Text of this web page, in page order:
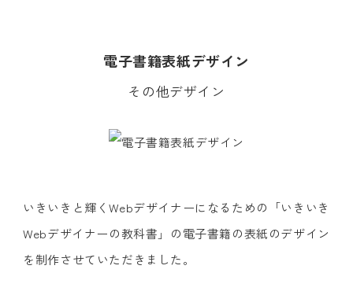
電子書籍表紙デザイン
その他デザイン
いきいきと輝くWebデザイナーになるための「いきいき
Webデザイナーの教科書」の電子書籍の表紙のデザイン
を制作させていただきました。